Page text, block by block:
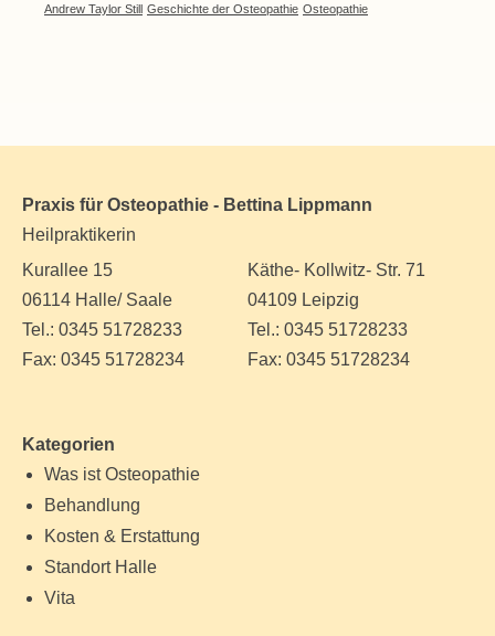
Andrew Taylor Still Geschichte der Osteopathie Osteopathie
Praxis für Osteopathie - Bettina Lippmann
Heilpraktikerin
Kurallee 15
06114 Halle/ Saale
Tel.: 0345 51728233
Fax: 0345 51728234
Käthe- Kollwitz- Str. 71
04109 Leipzig
Tel.: 0345 51728233
Fax: 0345 51728234
Kategorien
Was ist Osteopathie
Behandlung
Kosten & Erstattung
Standort Halle
Vita